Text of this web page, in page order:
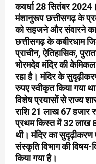
कवर्धा 28 सितंबर
मंशानुरूप छत्तीसगढ़ के
को सहजने और संवारने का
छत्तीसगढ़ के कबीरधाम
प्राचीन, ऐतिहासिक,
भोरमदेव मंदिर की
रहा है। मंदिर के
रुपए स्वीकृत किया गया
विशेष प्रयासों से राज्य
राशि 21 लाख 67 हजार
प्रथम किस्त में 32 लाख
थी। मंदिर का सुदृढ़ीकरण
संस्कृति विभाग की विषय-
किया गया है।